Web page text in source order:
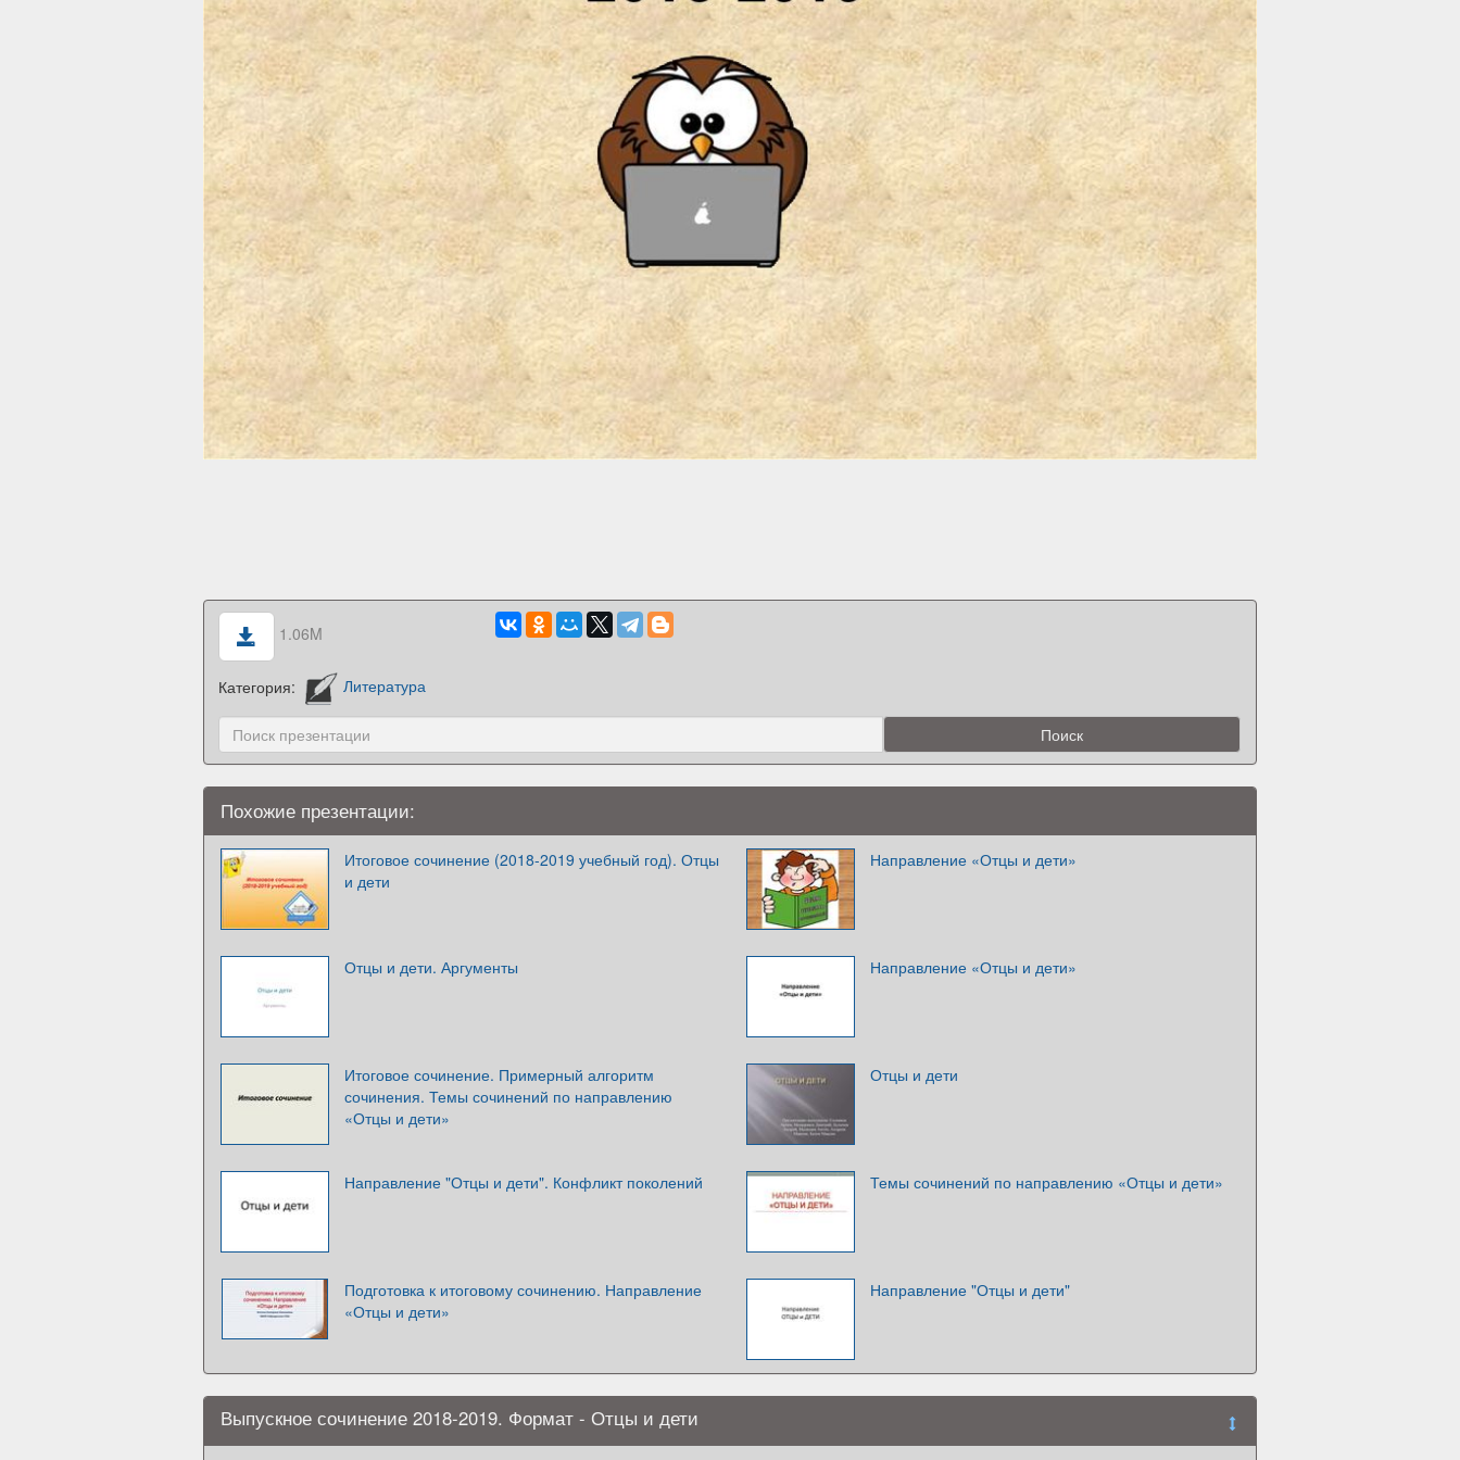
1.06M
Категория: Литература
Похожие презентации:
Итоговое сочинение (2018-2019 учебный год). Отцы
и дети
Направление «Отцы и дети»
Отцы и дети. Аргументы Направление «Отцы и дети»
Итоговое сочинение. Примерный алгоритм
сочинения. Темы сочинений по направлению
«Отцы и дети»
Отцы и дети
Направление "Отцы и дети". Конфликт поколений Темы сочинений по направлению «Отцы и дети»
Подготовка к итоговому сочинению. Направление
«Отцы и дети»
Направление "Отцы и дети"
Выпускное сочинение 2018-2019. Формат - Отцы и дети